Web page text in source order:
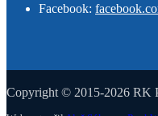
Facebook:
Copyright © 2015-2026 RK